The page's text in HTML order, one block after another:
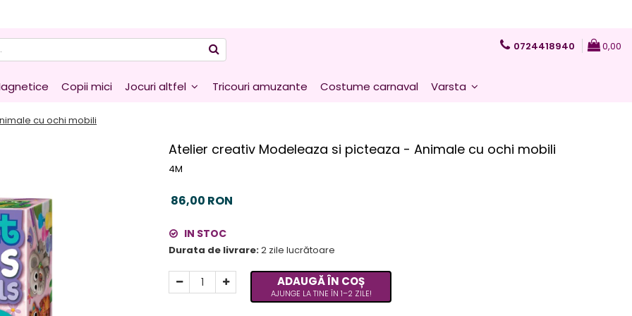
0724418940 0,00
Copii mici Jocuri altfel Tricouri amuzante Costume carnaval Varsta
cu ochi mobili
Atelier creativ Modeleaza si picteaza - Animale cu ochi mobili
4M
86,00 RON
IN STOC
Durata de livrare:2 zile lucrătoare
ADAUGĂ ÎN COȘ
AJUNGE LA TINE ÎN 1–2 ZILE!